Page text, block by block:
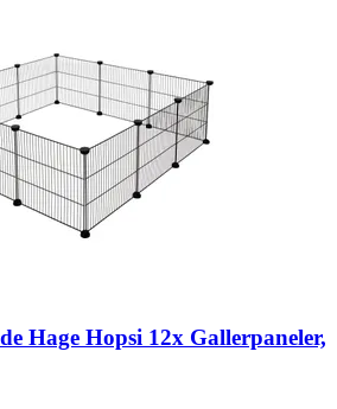
Hage Hopsi 12x Gallerpaneler,